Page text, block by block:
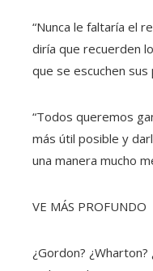
“Nunca le faltaría el
diría que recuerden
que se escuchen
“Todos queremos
más útil posible y
una manera mucho
VE MÁS PROFUNDO
¿Gordon?